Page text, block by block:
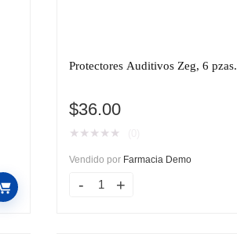
Protectores Auditivos Zeg, 6 pzas.
$36.00
★ ★ ★ ★ ★
Vendido por Farmacia Demo